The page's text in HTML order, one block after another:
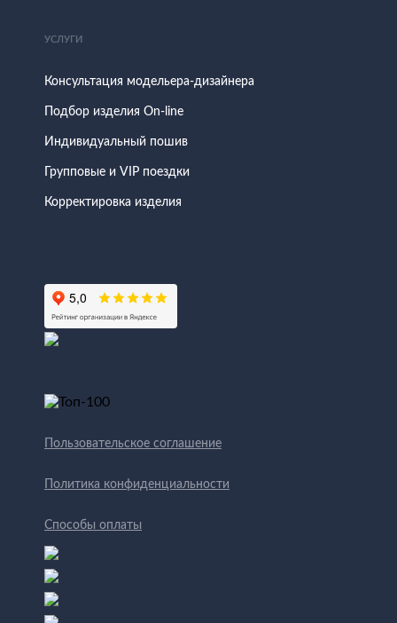
УСЛУГИ
Консультация модельера-дизайнера
Подбор изделия On-line
Индивидуальный пошив
Групповые и VIP поездки
Корректировка изделия
Пользовательское соглашение
Политика конфиденциальности
Способы оплаты